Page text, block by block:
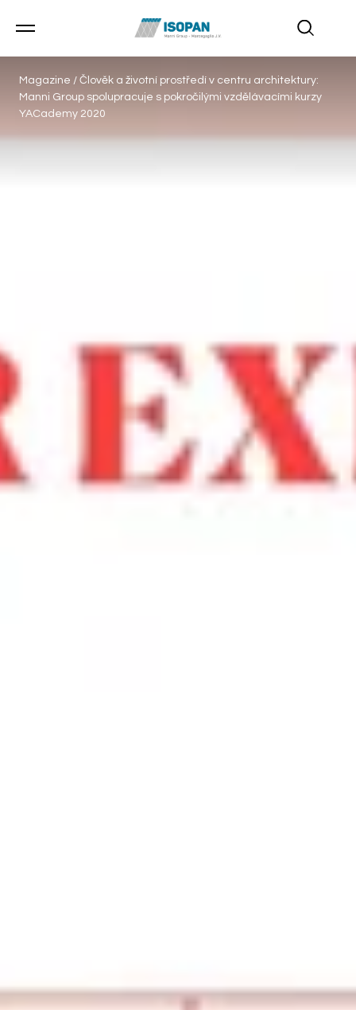
Magazine / Člověk a životní prostředí v centru architektury:
Manni Group spolupracuje s pokročilými vzdělávacími kurzy
YACademy 2020